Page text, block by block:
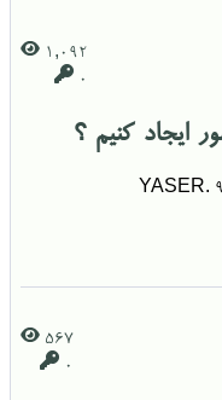
1,092
0
ایجاد کنیم ؟
YASER.
567
0